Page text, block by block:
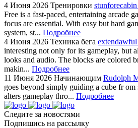
4 Июня 2026 Тренировки
Free is a fast-paced, entertaining arcade
focus are essential. With easy but hard
system, st... Подробнее
4 Июня 2026 Техника бега
interesting not only for its gameplay, but
looks and audio. The blocks are colored
makin... Подробнее
11 Июня 2026 Начинающим Rudolph
goes beyond simply guiding a cube fr
alters gameplay thro... Подробнее
Следите за новостями
Подпишись на рассылку